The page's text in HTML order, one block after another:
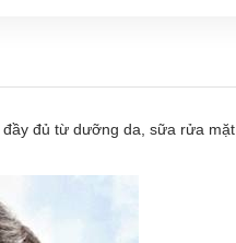
đủ từ dưỡng da, sữa rửa mặt,